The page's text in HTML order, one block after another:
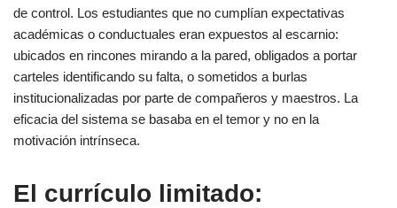
de control. Los estudiantes que no cumplían expectativas
académicas o conductuales eran expuestos al escarnio:
ubicados en rincones mirando a la pared, obligados a portar
carteles identificando su falta, o sometidos a burlas
institucionalizadas por parte de compañeros y maestros. La
eficacia del sistema se basaba en el temor y no en la
motivación intrínseca.
El currículo limitado: